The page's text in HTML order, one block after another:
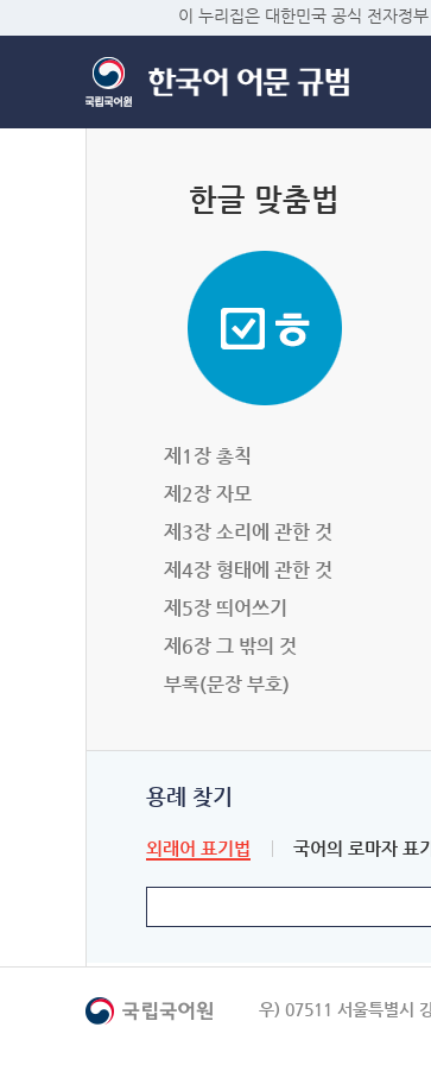
이 누리집은 대한민국 공식 전자정부
한글 맞춤법
제1장 총칙
제2장 자모
제3장 소리에 관한 것
제4장 형태에 관한 것
제5장 띄어쓰기
제6장 그 밖의 것
부록(문장 부호)
용례 찾기
외래어 표기법 국어의 로마자 표
우) 07511 서울특별시